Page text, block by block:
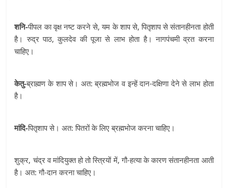
शनि-पीपल का वृक्ष नष्ट करने से, यम के शाप से, पितृशाप से संतानहीनता होती
है। रुद्र पाठ, कुलदेव की पूजा से लाभ होता है। नागपंचमी व्रत करना
चाहिए।
केतु-ब्राह्मण के शाप से। अत: ब्रह्मभोज व इन्हें दान-दक्षिणा देने से लाभ होता
है।
मांदि-पितृशाप से। अत: पितरों के लिए ब्रह्मभोज करना चाहिए।
शुक्र, चंद्र व मांदियुक्त हो तो स्त्रियों में, गौ-हत्या के कारण संतानहीनता आती
है। अत: गौ-दान करना चाहिए।